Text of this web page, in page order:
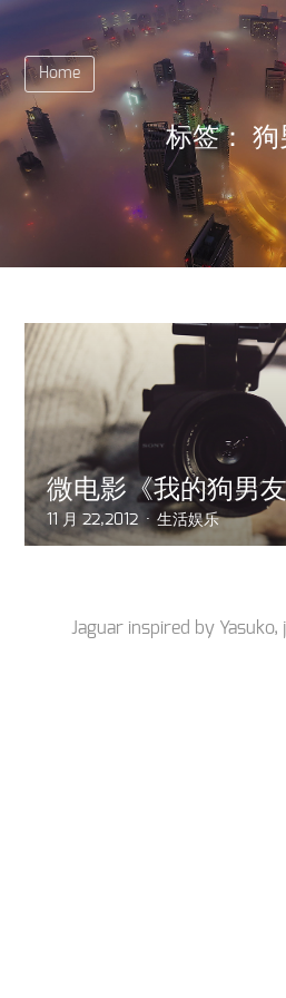
Home
标签： 狗
微电影《我的狗男
11 月 22,2012 生活娱乐
Jaguar inspired by Yasuko,